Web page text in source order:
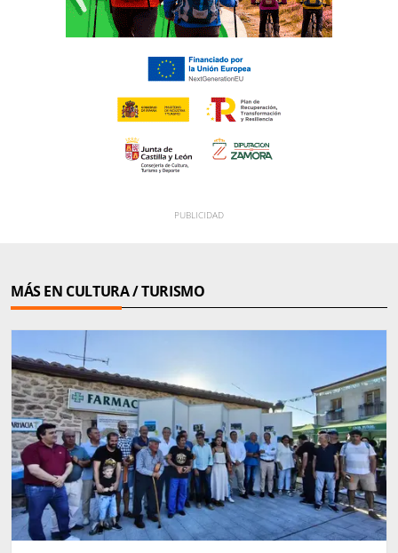
MÁS EN CULTURA / TURISMO